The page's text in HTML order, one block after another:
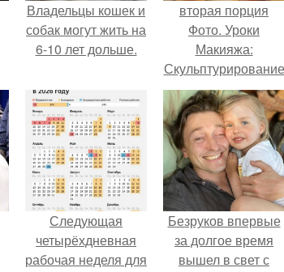
Владельцы кошек и
собак могут жить на
6-10 лет дольше.
вторая порция
Фото. Уроки
Макияжа:
Скульптурирование
лица в домашних
условиях.
Следующая
четырёхдневная
рабочая неделя для
Безруков впервые
за долгое время
вышел в свет с